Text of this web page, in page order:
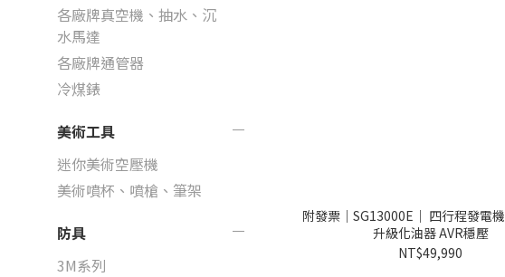
各廠牌真空機、抽水、沉
水馬達
各廠牌通管器
冷煤錶
美術工具
迷你美術空壓機
美術噴杯、噴槍、筆架
防具
3M系列
附發票｜SG13000E｜ 四行程發電機 電子啟動
升級化油器 AVR穩壓
NT$49,990